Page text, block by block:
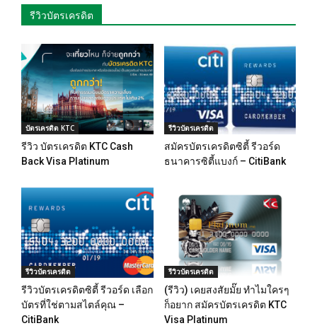
รีวิวบัตรเครดิต
บัตรเครดิต KTC
รีวิว บัตรเครดิต KTC Cash
Back Visa Platinum
รีวิวบัตรเครดิต
สมัครบัตรเครดิตซิตี้ รีวอร์ด
ธนาคารซิตี้แบงก์ – CitiBank
รีวิวบัตรเครดิต
รีวิวบัตรเครดิตซิตี้ รีวอร์ด เลือก
บัตรที่ใช่ตามสไตล์คุณ –
CitiBank
รีวิวบัตรเครดิต
(รีวิว) เคยสงสัยมั๊ย ทำไมใครๆ
ก็อยาก สมัครบัตรเครดิต KTC
Visa Platinum